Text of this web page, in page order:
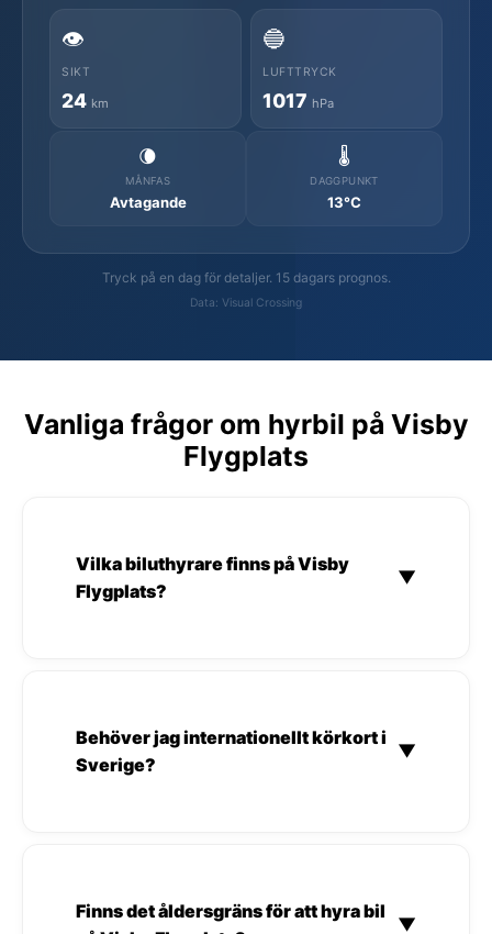
👁️
SIKT
24 km
🔵
LUFTTRYCK
1017 hPa
🌘
MÅNFAS
Avtagande
🌡️
DAGGPUNKT
13°C
Tryck på en dag för detaljer. 15 dagars prognos.
Data: Visual Crossing
Vanliga frågor om hyrbil på Visby
Flygplats
Vilka biluthyrare finns på Visby
Flygplats?
▼
Behöver jag internationellt körkort i
Sverige?
▼
Finns det åldersgräns för att hyra bil
▼